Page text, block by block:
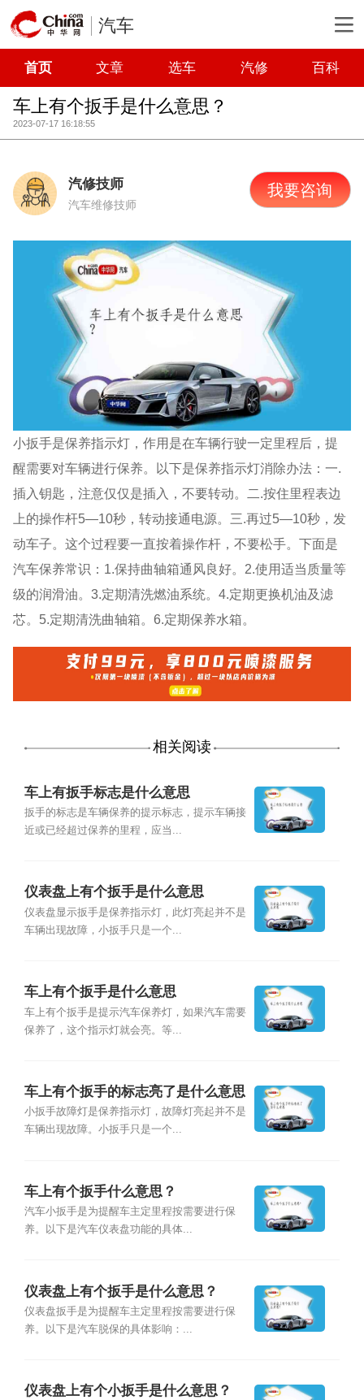
汽车
首页 文章 选车 汽修 百科
车上有个扳手是什么意思？
2023-07-17 16:18:55
汽修技师
汽车维修技师
我要咨询
小扳手是保养指示灯，作用是在车辆行驶一定里程后，提
醒需要对车辆进行保养。以下是保养指示灯消除办法：一.
插入钥匙，注意仅仅是插入，不要转动。二.按住里程表边
上的操作杆5—10秒，转动接通电源。三.再过5—10秒，发
动车子。这个过程要一直按着操作杆，不要松手。下面是
汽车保养常识：1.保持曲轴箱通风良好。2.使用适当质量等
级的润滑油。3.定期清洗燃油系统。4.定期更换机油及滤
芯。5.定期清洗曲轴箱。6.定期保养水箱。
相关阅读
车上有扳手标志是什么意思
扳手的标志是车辆保养的提示标志，提示车辆接
近或已经超过保养的里程，应当...
仪表盘上有个扳手是什么意思
仪表盘显示扳手是保养指示灯，此灯亮起并不是
车辆出现故障，小扳手只是一个...
车上有个扳手是什么意思
车上有个扳手是提示汽车保养灯，如果汽车需要
保养了，这个指示灯就会亮。等...
车上有个扳手的标志亮了是什么意思
小扳手故障灯是保养指示灯，故障灯亮起并不是
车辆出现故障。小扳手只是一个...
车上有个扳手什么意思？
汽车小扳手是为提醒车主定里程按需要进行保
养。以下是汽车仪表盘功能的具体...
仪表盘上有个扳手是什么意思？
仪表盘扳手是为提醒车主定里程按需要进行保
养。以下是汽车脱保的具体影响：...
仪表盘上有个小扳手是什么意思？